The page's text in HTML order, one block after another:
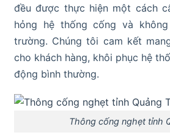
đều được thực hiện một cách
hỏng hệ thống cống và
trường. Chúng tôi cam kết
cho khách hàng, khôi phục hệ
động bình thường.
Thông cống nghẹt tỉnh